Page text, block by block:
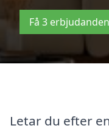
Få 3
Letar du efter